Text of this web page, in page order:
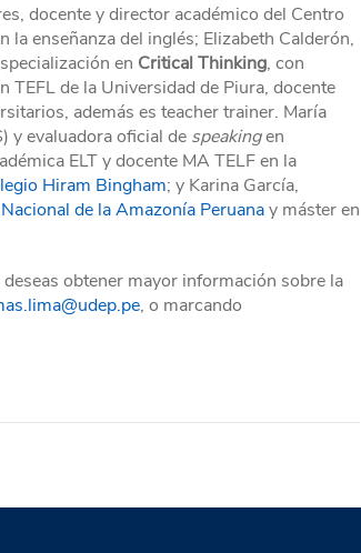
docente y director académico del Centro
enseñanza del inglés; Elizabeth Calderón,
en Critical Thinking, con
TEFL de la Universidad de Piura, docente
además es teacher trainer. María
y evaluadora oficial de speakingen
ELT y docente MA TELF en la
Hiram Bingham; y Karina García,
de la Amazonía Peruanay máster en
deseas obtener mayor información sobre la
, o marcando